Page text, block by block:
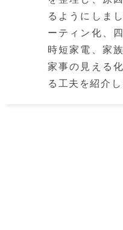
るようにしま
ーティン化、
時短家電、家
家事の見える
る工夫を紹介し